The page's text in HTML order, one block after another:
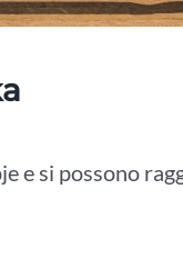
e si possono